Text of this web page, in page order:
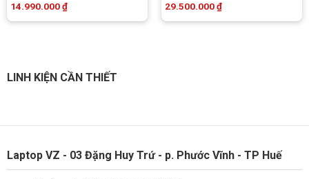
14.990.000₫ 29.500.000₫
LINH KIỆN CẦN THIẾT
Laptop VZ - 03 Đặng Huy Trứ - p. Phước Vĩnh - TP Huế